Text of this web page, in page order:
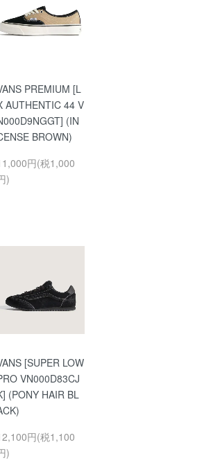
PREMIUM [L
AUTHENTIC 44 V
(IN
BROWN)
円(税1,000
)
[SUPER LOW
VN000D83CJ
(PONY HAIR BL
円(税1,100
)